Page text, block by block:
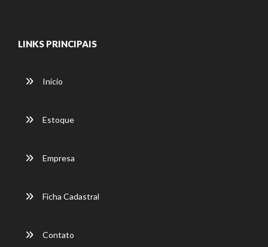
LINKS PRINCIPAIS
Início
Estoque
Empresa
Ficha Cadastral
Contato